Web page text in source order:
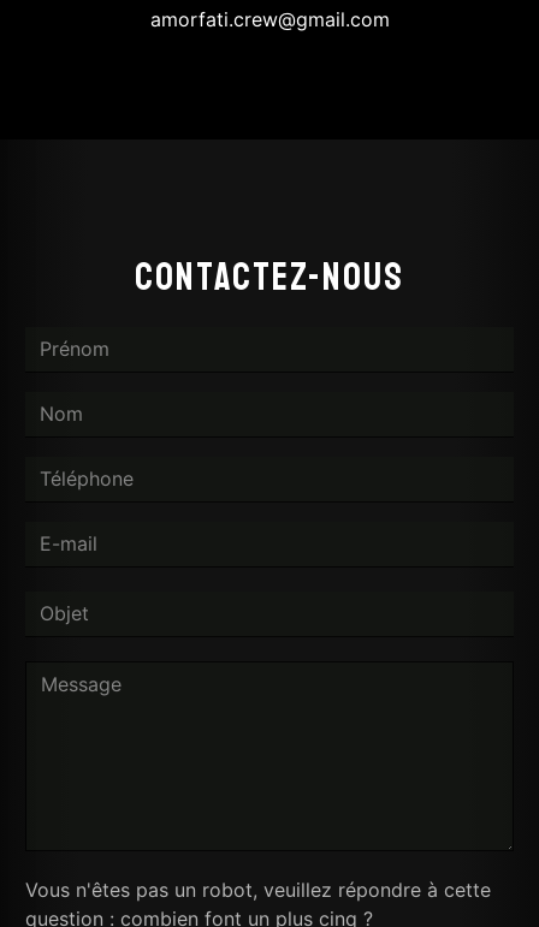
amorfati.crew@gmail.com
Contactez-nous
Vous n'êtes pas un robot, veuillez répondre à cette
question : combien font un plus cinq ?